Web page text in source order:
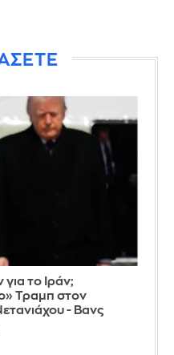
το Ιράν;
Τραμπ στον
- Βανς